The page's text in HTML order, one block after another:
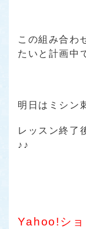
この組み合わ
たいと計画中
明日はミシン
レッスン終了
♪♪
Yahoo!ショ